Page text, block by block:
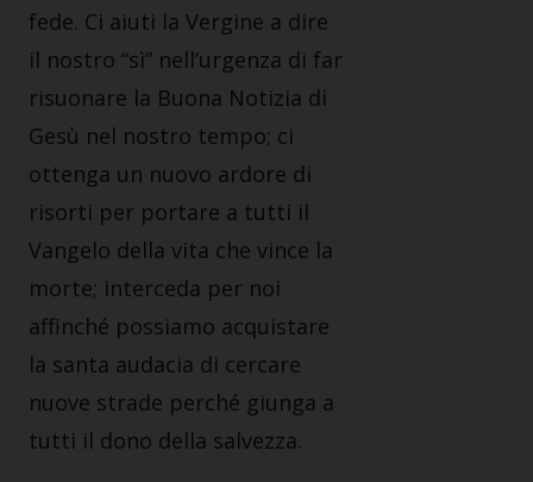
fede. Ci aiuti la Vergine a dire
il nostro “sì” nell’urgenza di far
risuonare la Buona Notizia di
Gesù nel nostro tempo; ci
ottenga un nuovo ardore di
risorti per portare a tutti il
Vangelo della vita che vince la
morte; interceda per noi
affinché possiamo acquistare
la santa audacia di cercare
nuove strade perché giunga a
tutti il dono della salvezza.